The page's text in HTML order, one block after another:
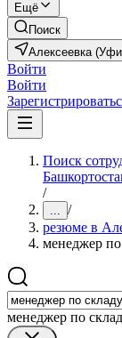
Ещё
Поиск
Алексеевка
Войти
Войти
Поиск
/
... /
резюме в
менеджер по
менеджер по